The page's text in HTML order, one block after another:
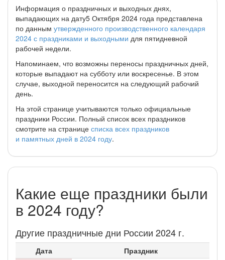
Информация о праздничных и выходных днях,
выпадающих на дату5 Октября 2024 года представлена
по данным утвержденного производственного календаря
2024 с праздниками и выходными для пятидневной
рабочей недели.
Напоминаем, что возможны переносы праздничных дней,
которые выпадают на субботу или воскресенье. В этом
случае, выходной переносится на следующий рабочий
день.
На этой странице учитываются только официальные
праздники России. Полный список всех праздников
смотрите на странице списка всех праздников
и памятных дней в 2024 году.
Какие еще праздники были
в 2024 году?
Другие праздничные дни России 2024 г.
Дата
Праздник